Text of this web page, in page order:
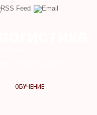
ОБУЧЕНИЕ